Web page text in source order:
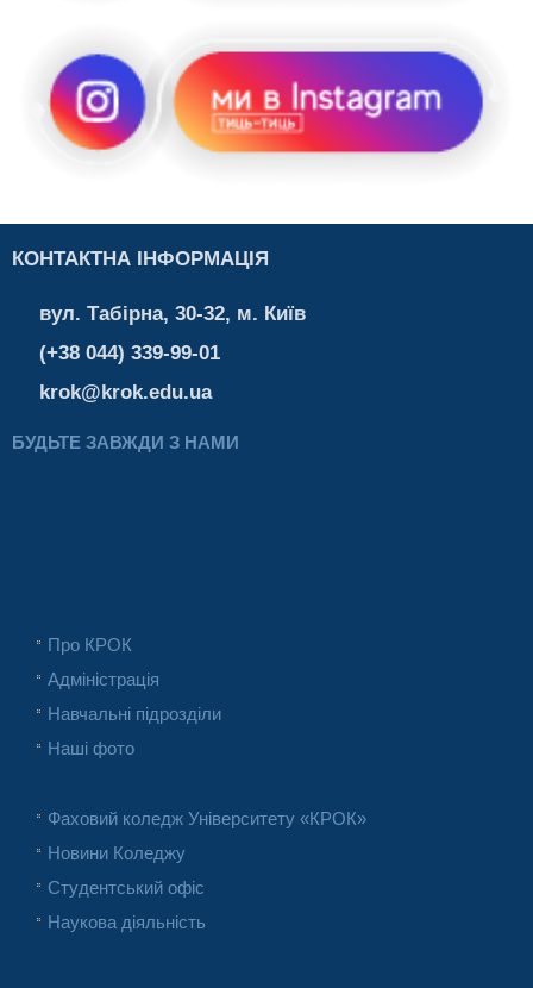
КОНТАКТНА ІНФОРМАЦІЯ
вул. Табірна, 30-32, м. Київ
(+38 044) 339-99-01
krok@krok.edu.ua
БУДЬТЕ ЗАВЖДИ З НАМИ
Про КРОК
Адміністрація
Навчальні підрозділи
Наші фото
Фаховий коледж Університету «КРОК»
Новини Коледжу
Студентський офіс
Наукова діяльність